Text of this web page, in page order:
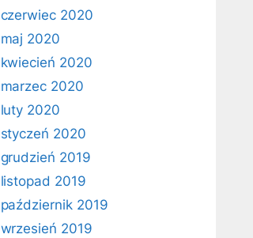
czerwiec 2020
maj 2020
kwiecień 2020
marzec 2020
luty 2020
styczeń 2020
grudzień 2019
listopad 2019
październik 2019
wrzesień 2019